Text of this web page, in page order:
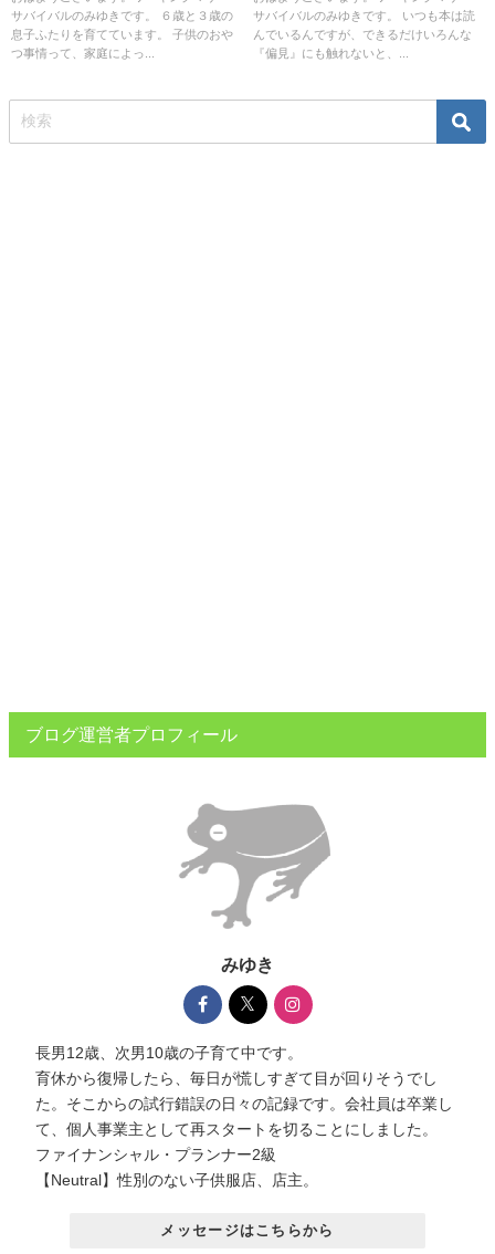
サバイバルのみゆきです。 ６歳と３歳の
息子ふたりを育てています。 子供のおや
つ事情って、家庭によっ...
サバイバルのみゆきです。 いつも本は読
んでいるんですが、できるだけいろんな
『偏見』にも触れないと、...
ブログ運営者プロフィール
みゆき
長男12歳、次男10歳の子育て中です。
育休から復帰したら、毎日が慌しすぎて目が回りそうでし
た。そこからの試行錯誤の日々の記録です。会社員は卒業し
て、個人事業主として再スタートを切ることにしました。
ファイナンシャル・プランナー2級
【Neutral】性別のない子供服店、店主。
メッセージはこちらから